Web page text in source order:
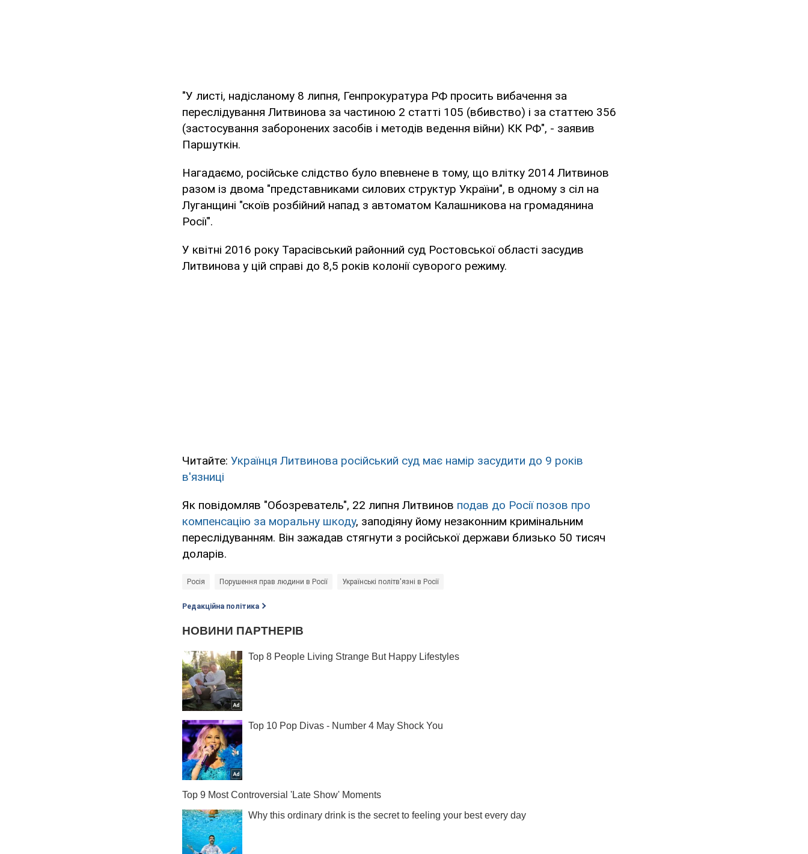
"У листі, надісланому 8 липня, Генпрокуратура РФ просить вибачення за
переслідування Литвинова за частиною 2 статті 105 (вбивство) і за статтею 356
(застосування заборонених засобів і методів ведення війни) КК РФ", - заявив
Паршуткін.
Нагадаємо, російське слідство було впевнене в тому, що влітку 2014 Литвинов
разом із двома "представниками силових структур України", в одному з сіл на
Луганщині "скоїв розбійний напад з автоматом Калашникова на громадянина
Росії".
У квітні 2016 року Тарасівський районний суд Ростовської області засудив
Литвинова у цій справі до 8,5 років колонії суворого режиму.
Читайте: Українця Литвинова російський суд має намір засудити до 9 років
в'язниці
Як повідомляв "Обозреватель", 22 липня Литвинов подав до Росії позов про
компенсацію за моральну шкоду, заподіяну йому незаконним кримінальним
переслідуванням. Він зажадав стягнути з російської держави близько 50 тисяч
доларів.
Росія Порушення прав людини в Росії Українські політв'язні в Росії
Редакційна політика